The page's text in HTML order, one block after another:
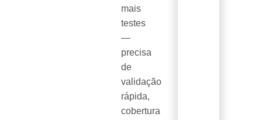
mais
testes
—
precisa
de
validação
rápida,
cobertura